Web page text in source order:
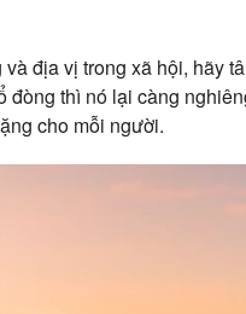
địa vị trong xã hội, hãy
đòng thì nó lại càng
cho mỗi người.